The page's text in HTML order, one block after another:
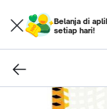
Belanja di
setiap hari!